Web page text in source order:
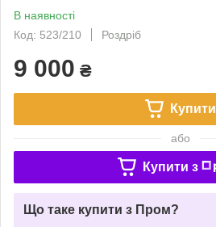
В наявності
Код: 523/210
Роздріб
9 000 ₴
Купити
або
Купити з
Що таке купити з Пром?